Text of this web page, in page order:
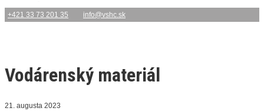
+421 33 73 201 35 info@vshc.sk
Vodárenský materiál
21. augusta 2023